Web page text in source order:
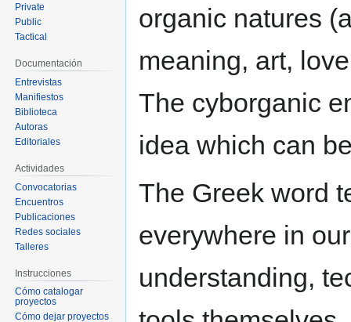
organic natures
meaning, art,
The cyborganic
idea which can
The Greek word
everywhere in
understanding,
Private
Public
Tactical
Documentación
Entrevistas
Manifiestos
Biblioteca
Autoras
Editoriales
Actividades
Convocatorias
Encuentros
Publicaciones
Redes sociales
Talleres
Instrucciones
Cómo catalogar
proyectos
Cómo dejar proyectos